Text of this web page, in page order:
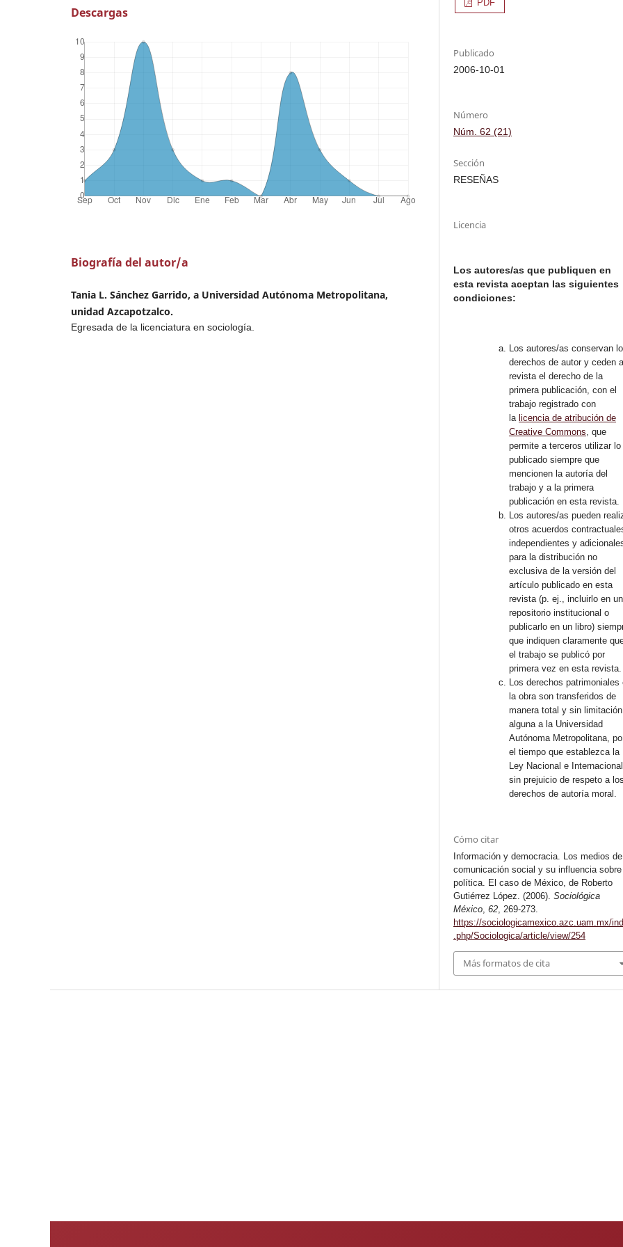
Descargas
Biografía del autor/a
Tania L. Sánchez Garrido, a Universidad Autónoma Metropolitana,
unidad Azcapotzalco.
Egresada de la licenciatura en sociología.
PDF
Publicado
2006-10-01
Número
Núm. 62 (21)
Sección
RESEÑAS
Licencia
Los autores/as que publiquen en
esta revista aceptan las siguientes
condiciones:
Los autores/as conservan
derechos de autor y ceden
revista el derecho de la
primera publicación, con el
trabajo registrado con
la licencia de atribución de
Creative Commons , que
permite a terceros utilizar lo
publicado siempre que
mencionen la autoría del
trabajo y a la primera
publicación en esta revista.
Los autores/as pueden
otros acuerdos
independientes y
para la distribución no
exclusiva de la versión del
artículo publicado en esta
revista (p. ej., incluirlo en un
repositorio institucional o
publicarlo en un libro)
que indiquen claramente
el trabajo se publicó por
primera vez en esta revista.
Los derechos patrimoniales
la obra son transferidos de
manera total y sin limitación
alguna a la Universidad
Autónoma Metropolitana,
el tiempo que establezca la
Ley Nacional e
sin prejuicio de respeto a los
derechos de autoría moral.
Cómo citar
Información y democracia. Los medios de
comunicación social y su influencia
política. El caso de México, de Roberto
Gutiérrez López. (2006).Sociológica
México,62, 269-273.
https://sociologicamexico.azc.uam.mx/
.php/Sociologica/article/view/254
Más formatos de cita